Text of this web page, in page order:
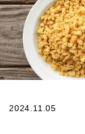
2024.11.05